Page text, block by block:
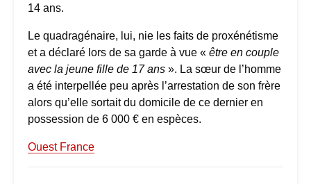
14 ans.
Le quadragénaire, lui, nie les faits de proxénétisme
et a déclaré lors de sa garde à vue « être en couple
avec la jeune fille de 17 ans ». La sœur de l’homme
a été interpellée peu après l’arrestation de son frère
alors qu’elle sortait du domicile de ce dernier en
possession de 6 000 € en espèces.
Ouest France